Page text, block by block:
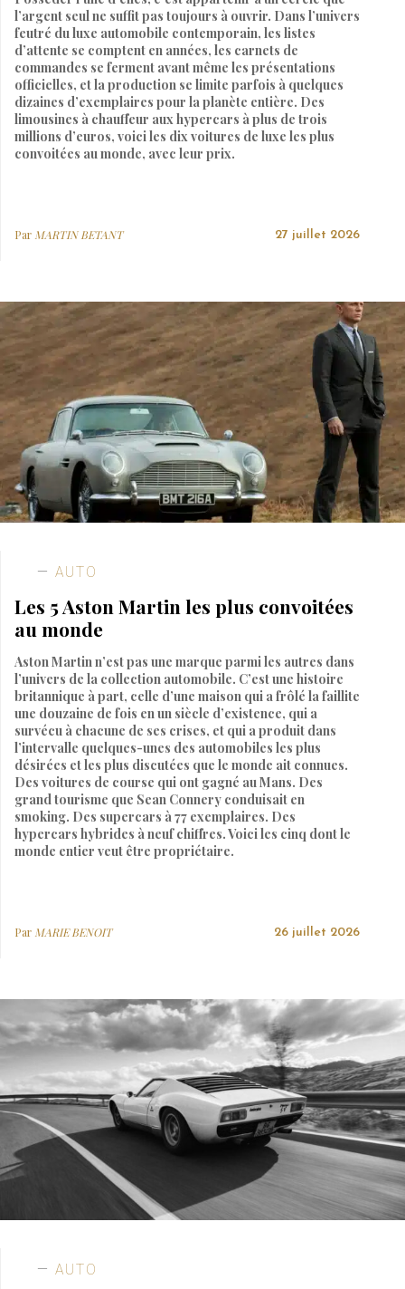
l’argent seul ne suffit pas toujours à ouvrir. Dans l’univers
feutré du luxe automobile contemporain, les listes
d’attente se comptent en années, les carnets de
commandes se ferment avant même les présentations
officielles, et la production se limite parfois à quelques
dizaines d’exemplaires pour la planète entière. Des
limousines à chauffeur aux hypercars à plus de trois
millions d’euros, voici les dix voitures de luxe les plus
convoitées au monde, avec leur prix.
Par MARTIN BETANT 27 juillet 2026
AUTO
Les 5 Aston Martin les plus convoitées
au monde
Aston Martin n’est pas une marque parmi les autres dans
l’univers de la collection automobile. C’est une histoire
britannique à part, celle d’une maison qui a frôlé la faillite
une douzaine de fois en un siècle d’existence, qui a
survécu à chacune de ses crises, et qui a produit dans
l’intervalle quelques-unes des automobiles les plus
désirées et les plus discutées que le monde ait connues.
Des voitures de course qui ont gagné au Mans. Des
grand tourisme que Sean Connery conduisait en
smoking. Des supercars à 77 exemplaires. Des
hypercars hybrides à neuf chiffres. Voici les cinq dont le
monde entier veut être propriétaire.
Par MARIE BENOIT 26 juillet 2026
AUTO